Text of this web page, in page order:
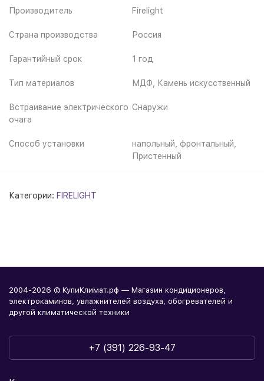
Производитель Firelight
Страна производства Россия
Гарантийный срок 1 год
Тип материалов МДФ, Камень искусственный
Встраивание электрического
очага
Снаружи
Способ установки
напольный, фронтальный,
Пристенный
Категории: FIRELIGHT
2004-2026 © КупиКлимат.рф — Магазин кондиционеров,
электрокаминов, увлажнителей воздуха, обогревателей и
другой климатической техники
+7 (391) 226-93-47